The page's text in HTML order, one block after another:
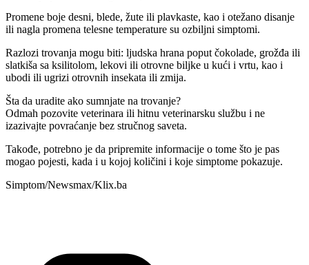
Promene boje desni, blede, žute ili plavkaste, kao i otežano disanje
ili nagla promena telesne temperature su ozbiljni simptomi.
Razlozi trovanja mogu biti: ljudska hrana poput čokolade, grožđa ili
slatkiša sa ksilitolom, lekovi ili otrovne biljke u kući i vrtu, kao i
ubodi ili ugrizi otrovnih insekata ili zmija.
Šta da uradite ako sumnjate na trovanje?
Odmah pozovite veterinara ili hitnu veterinarsku službu i ne
izazivajte povraćanje bez stručnog saveta.
Takođe, potrebno je da pripremite informacije o tome što je pas
mogao pojesti, kada i u kojoj količini i koje simptome pokazuje.
Simptom/Newsmax/Klix.ba